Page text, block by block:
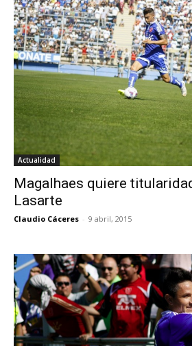
Actualidad
Magalhaes quiere
Lasarte
Claudio Cáceres - 9 abril, 2015